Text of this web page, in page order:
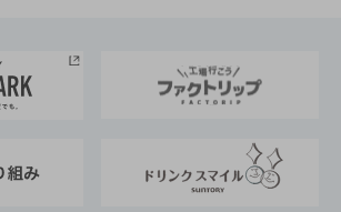
バーズ大阪
えるサステナビリティ経営